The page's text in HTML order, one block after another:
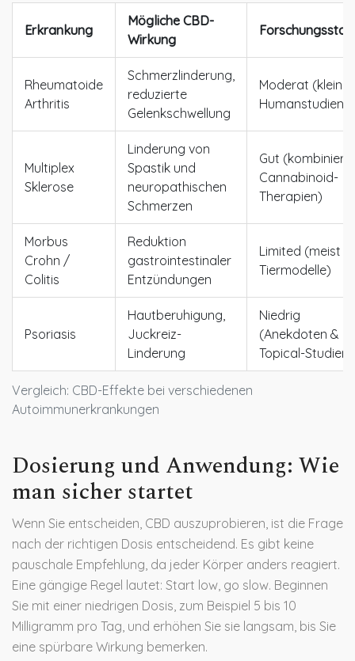
Vergleich: CBD-Effekte bei verschiedenen
Autoimmunerkrankungen
Erkrankung
Mögliche CBD-
Wirkung
Rheumatoide
Arthritis
Schmerzlinderung,
reduzierte
Gelenkschwellung
Moderat (kleine
Humanstudien)
Multiplex
Sklerose
Linderung von
Spastik und
neuropathischen
Schmerzen
Gut
Cannabinoid-
Therapien)
Morbus
Crohn /
Colitis
Reduktion
gastrointestinaler
Entzündungen
Limited (meist
Tiermodelle)
Psoriasis
Hautberuhigung,
Juckreiz-
Linderung
Niedrig
(Anekdoten &
Topical-Studien)
Dosierung und Anwendung: Wie
man sicher startet
Wenn Sie entscheiden, CBD auszuprobieren, ist die Frage
nach der richtigen Dosis entscheidend. Es gibt keine
pauschale Empfehlung, da jeder Körper anders reagiert.
Eine gängige Regel lautet: Start low, go slow. Beginnen
Sie mit einer niedrigen Dosis, zum Beispiel 5 bis 10
Milligramm pro Tag, und erhöhen Sie sie langsam, bis Sie
eine spürbare Wirkung bemerken.